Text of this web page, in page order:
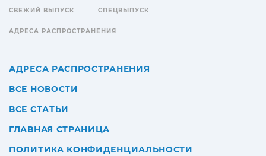
СВЕЖИЙ ВЫПУСК СПЕЦВЫПУСК
АДРЕСА РАСПРОСТРАНЕНИЯ
АДРЕСА РАСПРОСТРАНЕНИЯ
ВСЕ НОВОСТИ
ВСЕ СТАТЬИ
ГЛАВНАЯ СТРАНИЦА
ПОЛИТИКА КОНФИДЕНЦИАЛЬНОСТИ